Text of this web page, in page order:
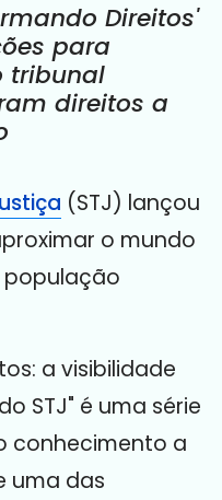
Direitos'
para
tribunal
direitos a
(STJ) lançou
o mundo
a visibilidade
STJ" é uma série
conhecimento a
uma das